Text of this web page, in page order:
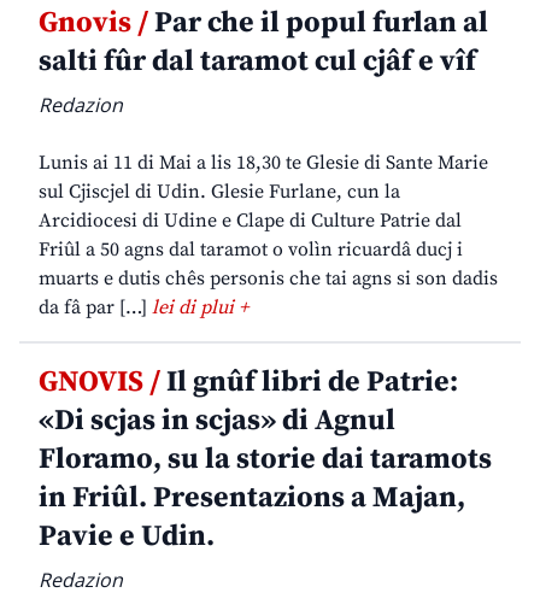
Gnovis /Par che il popul furlan al
salti fûr dal taramot cul cjâf e vîf
Redazion
Lunis ai 11 di Mai a lis 18,30 te Glesie di Sante Marie
sul Cjiscjel di Udin. Glesie Furlane, cun la
Arcidiocesi di Udine e Clape di Culture Patrie dal
Friûl a 50 agns dal taramot o volìn ricuardâ ducj i
muarts e dutis chês personis che tai agns si son dadis
da fâ par […] lei di plui +
GNOVIS /Il gnûf libri de Patrie:
«Di scjas in scjas» di Agnul
Floramo, su la storie dai taramots
in Friûl. Presentazions a Majan,
Pavie e Udin.
Redazion